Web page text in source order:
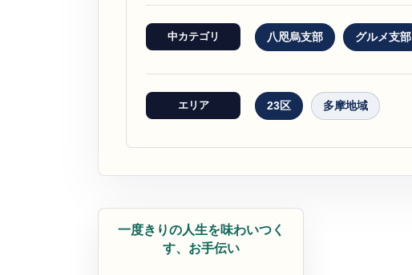
中カテゴリ 八咫烏支部 グルメ支部
エリア 23区 多摩地域
一度きりの人生を味わいつく
す、お手伝い